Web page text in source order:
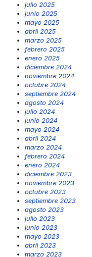
julio 2025
junio 2025
mayo 2025
abril 2025
marzo 2025
febrero 2025
enero 2025
diciembre 2024
noviembre 2024
octubre 2024
septiembre 2024
agosto 2024
julio 2024
junio 2024
mayo 2024
abril 2024
marzo 2024
febrero 2024
enero 2024
diciembre 2023
noviembre 2023
octubre 2023
septiembre 2023
agosto 2023
julio 2023
junio 2023
mayo 2023
abril 2023
marzo 2023